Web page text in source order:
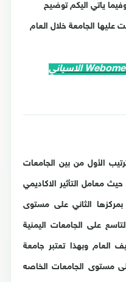
ياتي اليكم توضيح
عليها الجامعة خلال العام
اولاً:تصنيف ويبوماتريكس Webometrics الاسباني
الأول من بين الجامعات
معامل التأثير الاكاديمي
الثاني على مستوى
على الجامعات اليمنية
العام وبهذا تعتبر جامعة
مستوى الجامعات الخاصه